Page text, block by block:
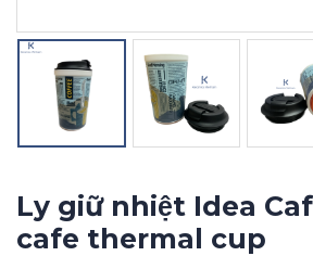
Ly giữ nhiệt Idea
cafe thermal cup